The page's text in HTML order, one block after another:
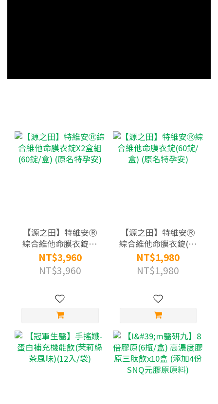
【源之田】特維安Ⓡ
綜合維他命膜衣錠X2
盒組(60錠/盒) (原名特
孕安)
NT$3,960
NT$3,960
【源之田】特維安Ⓡ
綜合維他命膜衣錠(60
錠/盒) (原名特孕安)
NT$1,980
NT$1,980